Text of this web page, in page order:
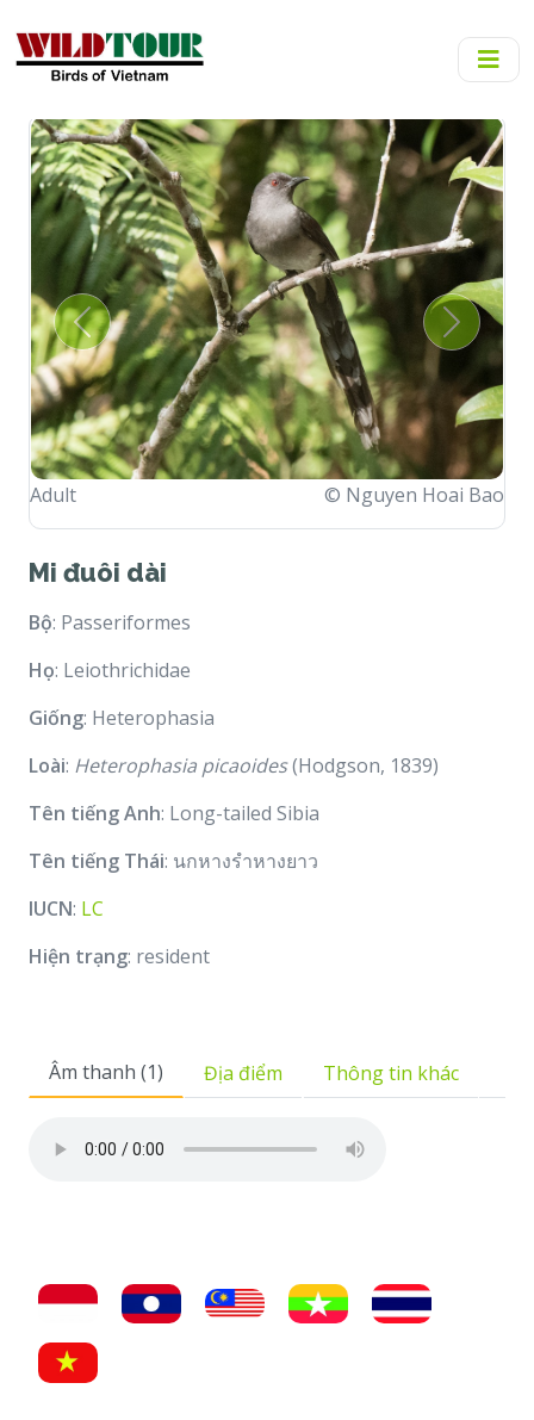
Adult © Nguyen Hoai Bao
Previous Next
Mi đuôi dài
Bộ: Passeriformes
Họ: Leiothrichidae
Giống: Heterophasia
Loài: Heterophasia picaoides(Hodgson, 1839)
Tên tiếng Anh: Long-tailed Sibia
Tên tiếng Thái: นกหางรำหางยาว
IUCN: LC
Hiện trạng: resident
Âm thanh (1) Địa điểm Thông tin khác